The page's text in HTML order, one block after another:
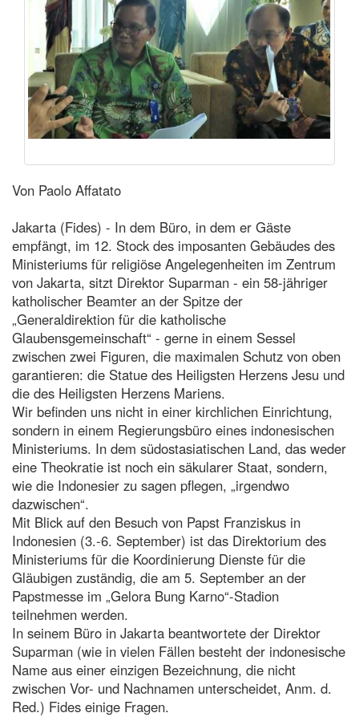
Von Paolo Affatato
Jakarta (Fides) - In dem Büro, in dem er Gäste
empfängt, im 12. Stock des imposanten Gebäudes des
Ministeriums für religiöse Angelegenheiten im Zentrum
von Jakarta, sitzt Direktor Suparman - ein 58-jähriger
katholischer Beamter an der Spitze der
„Generaldirektion für die katholische
Glaubensgemeinschaft“ - gerne in einem Sessel
zwischen zwei Figuren, die maximalen Schutz von oben
garantieren: die Statue des Heiligsten Herzens Jesu und
die des Heiligsten Herzens Mariens.
Wir befinden uns nicht in einer kirchlichen Einrichtung,
sondern in einem Regierungsbüro eines indonesischen
Ministeriums. In dem südostasiatischen Land, das weder
eine Theokratie ist noch ein säkularer Staat, sondern,
wie die Indonesier zu sagen pflegen, „irgendwo
dazwischen“.
Mit Blick auf den Besuch von Papst Franziskus in
Indonesien (3.-6. September) ist das Direktorium des
Ministeriums für die Koordinierung Dienste für die
Gläubigen zuständig, die am 5. September an der
Papstmesse im „Gelora Bung Karno“-Stadion
teilnehmen werden.
In seinem Büro in Jakarta beantwortete der Direktor
Suparman (wie in vielen Fällen besteht der indonesische
Name aus einer einzigen Bezeichnung, die nicht
zwischen Vor- und Nachnamen unterscheidet, Anm. d.
Red.) Fides einige Fragen.